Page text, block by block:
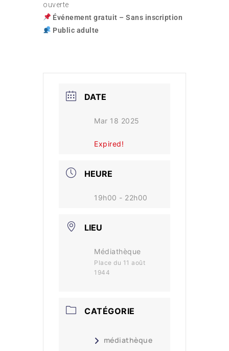
ouverte
Événement gratuit – Sans inscription
Public adulte
DATE
Mar 18 2025
Expired!
HEURE
19h00 - 22h00
LIEU
Médiathèque
Place du 11 août
1944
CATÉGORIE
médiathèque